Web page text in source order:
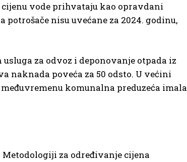
vode prihvataju kao opravdani
potrošače nisu uvećane za 2024. godinu,
za odvoz i deponovanje otpada iz
naknada poveća za 50 odsto. U većini
komunalna preduzeća imala
za određivanje cijena